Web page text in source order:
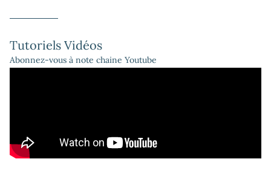
Tutoriels Vidéos
Abonnez-vous à note chaine Youtube